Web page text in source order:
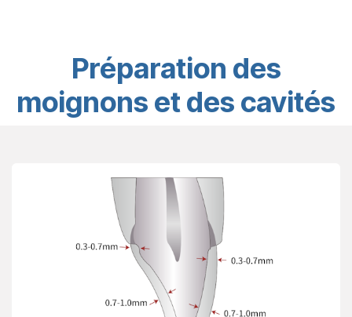
Préparation des
moignons et des cavités